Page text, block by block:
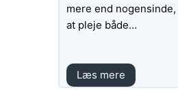
mere end
at pleje både…
Læs mere